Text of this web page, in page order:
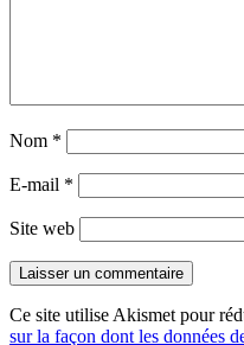
Nom *
E-mail *
Site web
Ce site utilise Akismet pour
sur la façon dont les données